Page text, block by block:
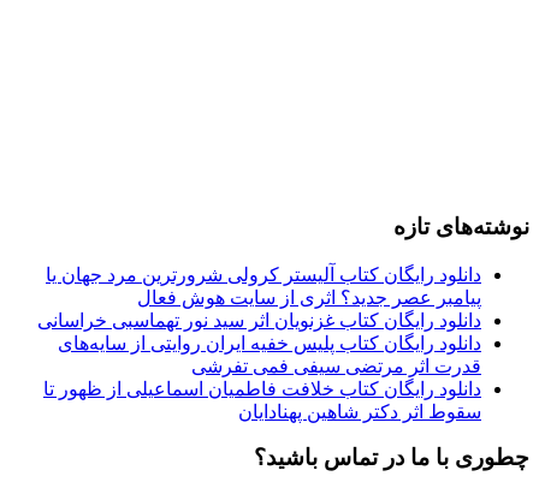
نوشته‌های تازه
دانلود رایگان کتاب آلیستر کرولی شرورترین مرد جهان یا
پیامبر عصر جدید؟ اثری از سایت هوش فعال
دانلود رایگان کتاب غزنویان اثر سید نور تهماسبی خراسانی
دانلود رایگان کتاب پلیس خفیه ایران روایتی از سایه‌های
قدرت اثر مرتضی سیفی فمی تفرشی
دانلود رایگان کتاب خلافت فاطمیان اسماعیلی از ظهور تا
سقوط اثر دکتر شاهین پهنادایان
چطوری با ما در تماس باشید؟